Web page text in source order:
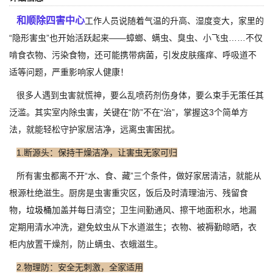
和顺除四害中心工作人员说随着气温的升高、湿度变大，家里的
“隐形害虫”也开始活跃起来——蟑螂、螨虫、臭虫、小飞虫……不仅
啃食衣物、污染食物，还可能携带病菌，引发皮肤瘙痒、呼吸道不
适等问题，严重影响家人健康！
很多人遇到虫害就慌神，要么乱喷药剂伤身体，要么束手无策任其
泛滥。其实室内除虫害，关键在“防”不在“治”，掌握这3个简单方
法，就能轻松守护家居洁净，远离虫害困扰。
1.断源头：保持干燥洁净，让害虫无家可归
所有害虫都离不开“水、食、藏”三个条件，做好家居清洁，就能从
根源杜绝滋生。厨房是虫害重灾区，饭后及时清理油污、残留食
物， 垃圾桶加盖并每日清空；卫生间勤通风、擦干地面积水，地漏
定期用清水冲洗，避免蚊虫从下水道滋生；衣物、被褥勤晾晒，衣
柜内放置干燥剂，防止螨虫、衣蛾滋生。
2.物理防：安全无刺激，全家适用